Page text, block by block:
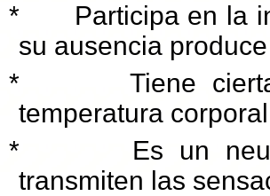
*
Participa en la
su ausencia
*
Tiene
temperatura
*
Es un
transmiten las